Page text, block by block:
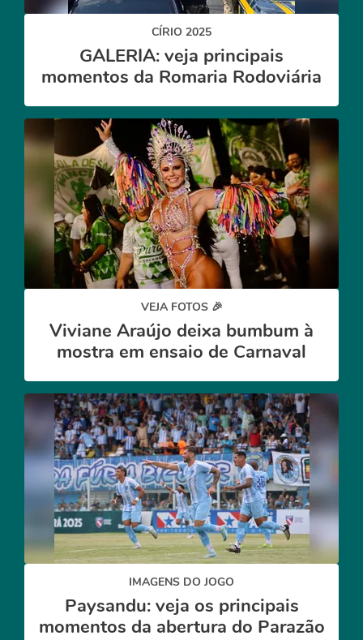
CÍRIO 2025
GALERIA: veja principais
momentos da Romaria Rodoviária
VEJA FOTOS 🎉
Viviane Araújo deixa bumbum à
mostra em ensaio de Carnaval
IMAGENS DO JOGO
Paysandu: veja os principais
momentos da abertura do Parazão